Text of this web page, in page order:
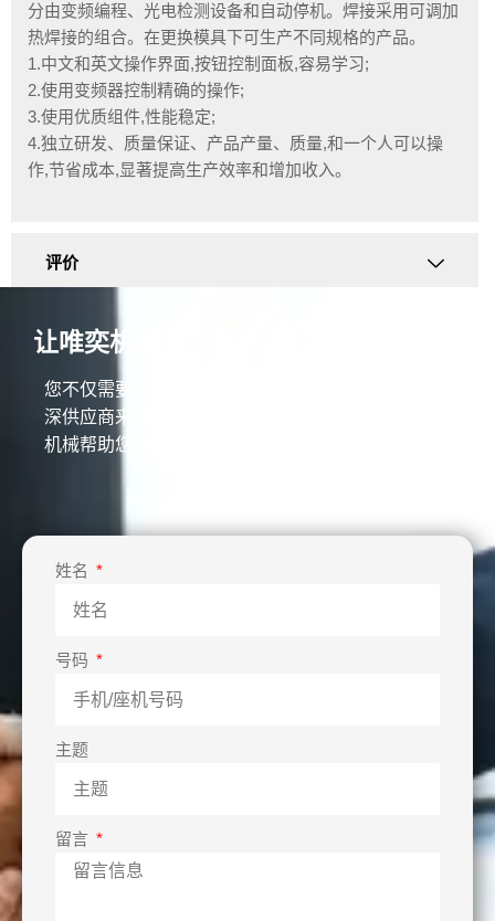
分由变频编程、光电检测设备和自动停机。焊接采用可调加
热焊接的组合。在更换模具下可生产不同规格的产品。
1.中文和英文操作界面,按钮控制面板,容易学习;
2.使用变频器控制精确的操作;
3.使用优质组件,性能稳定;
4.独立研发、质量保证、产品产量、质量,和一个人可以操
作,节省成本,显著提高生产效率和增加收入。
评价
让唯奕机械立即提高您的业务！
您不仅需要一台优质的机器，还需要一个30年的资
深供应商来帮助您建立生产线并增加利润。 让唯奕
机械帮助您取得成功。
姓名
号码
主题
留言